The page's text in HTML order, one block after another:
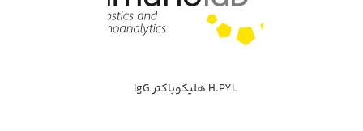
H.PYL هليكوباكتر IgG